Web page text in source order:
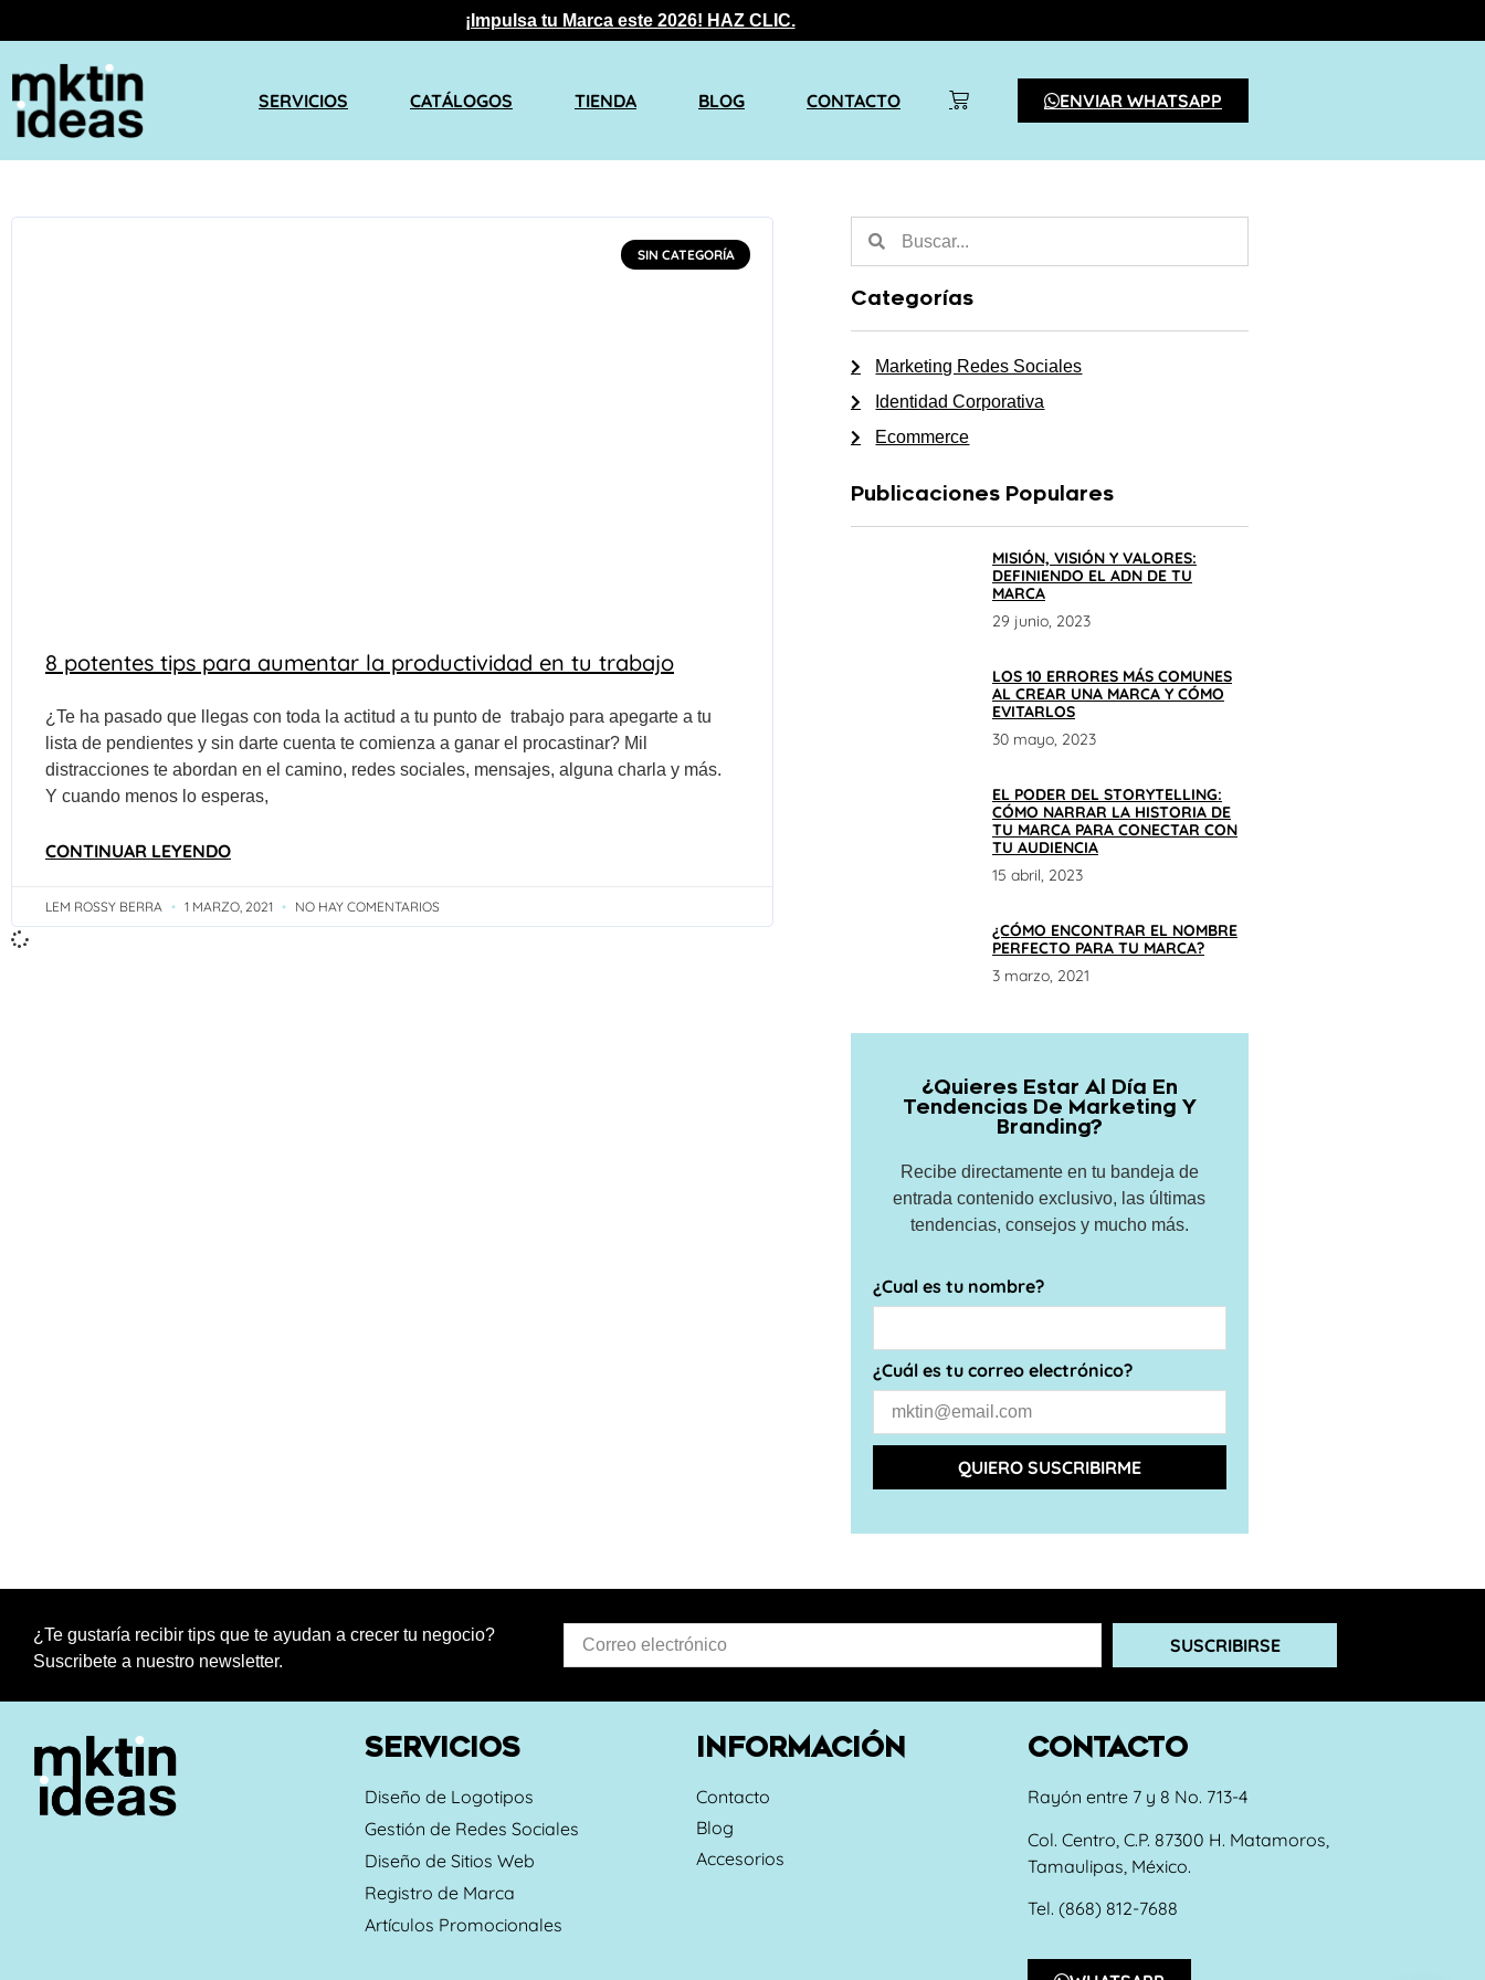
¡Impulsa tu Marca este 2026! HAZ CLIC.
SERVICIOS CATÁLOGOS TIENDA BLOG CONTACTO ENVIAR WHATSAPP
SIN CATEGORÍA
8 potentes tips para aumentar la productividad en tu trabajo
¿Te ha pasado que llegas con toda la actitud a tu punto de trabajo para apegarte a tu
lista de pendientes y sin darte cuenta te comienza a ganar el procastinar? Mil
distracciones te abordan en el camino, redes sociales, mensajes, alguna charla y más.
Y cuando menos lo esperas,
CONTINUAR LEYENDO
LEM ROSSY BERRA 1 MARZO, 2021 NO HAY COMENTARIOS
Categorías
Marketing Redes Sociales
Identidad Corporativa
Ecommerce
Publicaciones Populares
MISIÓN, VISIÓN Y VALORES:
DEFINIENDO EL ADN DE TU
MARCA
29 junio, 2023
LOS 10 ERRORES MÁS COMUNES
AL CREAR UNA MARCA Y CÓMO
EVITARLOS
30 mayo, 2023
EL PODER DEL STORYTELLING:
CÓMO NARRAR LA HISTORIA DE
TU MARCA PARA CONECTAR CON
TU AUDIENCIA
15 abril, 2023
¿CÓMO ENCONTRAR EL NOMBRE
PERFECTO PARA TU MARCA?
3 marzo, 2021
¿Quieres Estar Al Día En
Tendencias De Marketing Y
Branding?
Recibe directamente en tu bandeja de
entrada contenido exclusivo, las últimas
tendencias, consejos y mucho más.
¿Cual es tu nombre?
¿Cuál es tu correo electrónico?
QUIERO SUSCRIBIRME
¿Te gustaría recibir tips que te ayudan a crecer tu negocio?
Suscribete a nuestro newsletter.
SUSCRIBIRSE
SERVICIOS
Diseño de Logotipos
Gestión de Redes Sociales
Diseño de Sitios Web
Registro de Marca
Artículos Promocionales
INFORMACIÓN
Contacto
Blog
Accesorios
CONTACTO
Rayón entre 7 y 8 No. 713-4
Col. Centro, C.P. 87300 H. Matamoros,
Tamaulipas, México.
Tel. (868) 812-7688